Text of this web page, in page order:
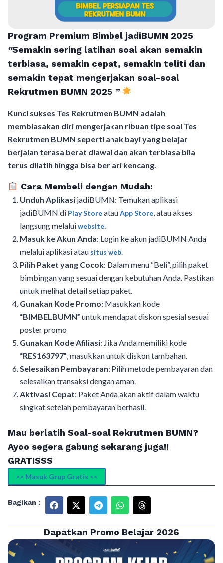
Program Premium Bimbel jadiBUMN 2025
“Semakin sering latihan soal akan semakin
terbiasa, semakin cepat, semakin teliti dan
semakin tepat mengerjakan soal-soal
Rekrutmen BUMN 2025 ”
Kunci sukses Tes Rekrutmen BUMN adalah
membiasakan diri mengerjakan ribuan tipe soal Tes
Rekrutmen BUMN seperti anak bayi yang belajar
berjalan terasa berat diawal dan akan terbiasa bila
terus dilatih hingga bisa berlari kencang.
Cara Membeli dengan Mudah:
Unduh Aplikasi jadiBUMN: Temukan aplikasi
jadiBUMN di Play StoreatauApp Store, atau akses
langsung melaluiwebsite.
Masuk ke Akun Anda: Login ke akun jadiBUMN Anda
melalui aplikasi atau situs web.
Pilih Paket yang Cocok: Dalam menu “Beli”, pilih paket
bimbingan yang sesuai dengan kebutuhan Anda. Pastikan
untuk melihat detail setiap paket.
Gunakan Kode Promo: Masukkan kode
“BIMBELBUMN” untuk mendapat diskon spesial sesuai
poster promo
Gunakan Kode Afiliasi: Jika Anda memiliki kode
“RES163797”, masukkan untuk diskon tambahan.
Selesaikan Pembayaran: Pilih metode pembayaran dan
selesaikan transaksi dengan aman.
Aktivasi Cepat: Paket Anda akan aktif dalam waktu
singkat setelah pembayaran berhasil.
Mau berlatih Soal-soal Rekrutmen BUMN?
Ayoo segera gabung sekarang juga!!
GRATISSS
>> Masuk Grup Gratis <<
Bagikan :
Dapatkan Promo Belajar 2026